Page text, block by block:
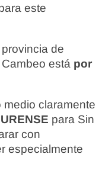
este
de
está por
medio claramente
para Sin
con
especialmente